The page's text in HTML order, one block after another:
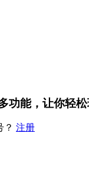
功能，让你轻
？ 注册